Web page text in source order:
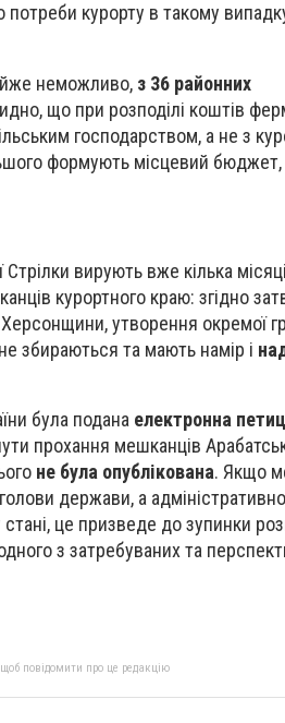
потреби курорту в такому
неможливо, з 36 районних
що при розподілі коштів
господарством, а не з
формують місцевий
Стрілки вирують вже кілька
курортного краю: згідно
утворення окремої
збираються та мають намір і
була подана електронна
прохання мешканців
не була опублікована. Якщо
держави, а
це призведе до зупинки
з затребуваних та
повідомити про це редакцію